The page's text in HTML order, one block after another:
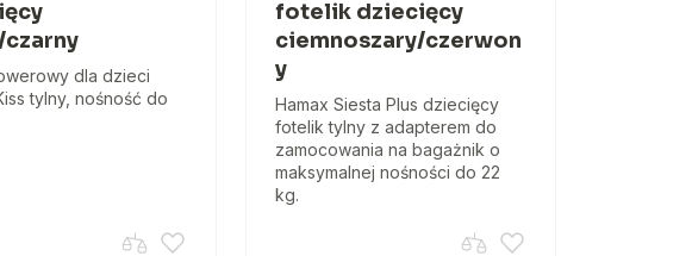
dla dzieci
tylny, nośność do
fotelik dziecięcy
ciemnoszary/czerwon
y
Hamax Siesta Plus dziecięcy
fotelik tylny z adapterem do
zamocowania na bagażnik o
maksymalnej nośności do 22
kg.